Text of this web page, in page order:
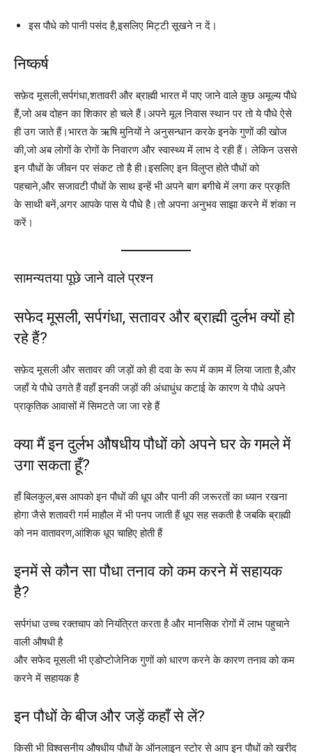
इस पौधे को पानी पसंद है,इसलिए मिट्टी सूखने न दें।
निष्कर्ष
सफ़ेद मूसली,सर्पगंधा,शतावरी और ब्राह्मी भारत में पाए जाने वाले कुछ अमूल्य पौधे
हैं,जो अब दोहन का शिकार हो चले हैं।अपने मूल निवास स्थान पर तो ये पौधे ऐसे
ही उग जाते हैं।भारत के ऋषि मुनियों ने अनुसन्धान करके इनके गुणों की खोज
की,जो अब लोगों के रोगों के निवारण और स्वास्थ्य में लाभ दे रही हैं। लेकिन उससे
इन पौधों के जीवन पर संकट तो है ही।इसलिए इन विलुप्त होते पौधों को
पहचाने,और सजावटी पौधों के साथ इन्हें भी अपने बाग बगीचे में लगा कर प्रकृति
के साथी बनें,अगर आपके पास ये पौधे है।तो अपना अनुभव साझा करने में शंका न
करें।
सामन्यतया पूछे जाने वाले प्रश्न
सफेद मूसली, सर्पगंधा, सतावर और ब्राह्मी दुर्लभ क्यों हो
रहे हैं?
सफ़ेद मूसली और सतावर की जड़ों को ही दवा के रूप में काम में लिया जाता है,और
जहाँ ये पौधे उगते हैं वहाँ इनकी जड़ों की अंधाधुंध कटाई के कारण ये पौधे अपने
प्राकृतिक आवासों में सिमटते जा जा रहे हैं
क्या मैं इन दुर्लभ औषधीय पौधों को अपने घर के गमले में
उगा सकता हूँ?
हाँ बिलकुल,बस आपको इन पौधों की धूप और पानी की जरूरतों का ध्यान रखना
होगा जैसे शतावरी गर्म माहौल में भी पनप जाती हैं धूप सह सकती है जबकि ब्राह्मी
को नम वातावरण,आंशिक धूप चाहिए होती हैं
इनमें से कौन सा पौधा तनाव को कम करने में सहायक
है?
सर्पगंधा उच्च रक्तचाप को नियंत्रित करता है और मानसिक रोगों में लाभ पहुचाने
वाली औषधी है
और सफेद मूसली भी एडोप्टोजेनिक गुणों को धारण करने के कारण तनाव को कम
करने में सहायक है
इन पौधों के बीज और जड़ें कहाँ से लें?
किसी भी विश्वसनीय औषधीय पौधों के ऑनलाइन स्टोर से आप इन पौधों को खरीद